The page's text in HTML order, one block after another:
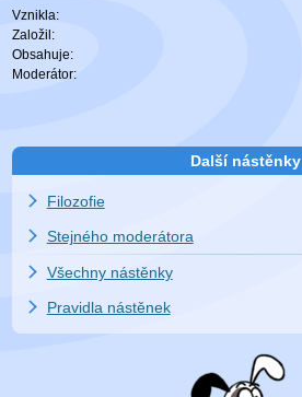
Vznikla:
Založil:
Obsahuje:
Moderátor:
Další nástěnky
Filozofie
Stejného moderátora
Všechny nástěnky
Pravidla nástěnek